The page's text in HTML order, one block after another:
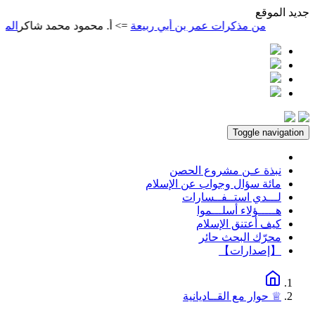
الموقع
المتنبي => من مذكرات عمر بن أبي ربيعة=> أ. محمود محمد شاكر
Toggle navigation
نبذة عـن مشروع الحصن
مائة سؤال وجواب عن الإسلام
لـــدي استــفــسارات
هـــــؤلاء أسلـــموا
كيف أعتنق الإسلام
محرّك البحث حائر
【إصدارات】
♕ حوار مع القــاديانية